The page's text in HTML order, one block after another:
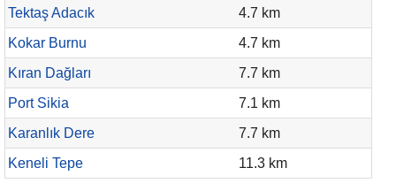
Tektaş Adacık
4.7 km
Kokar Burnu
4.7 km
Kıran Dağları
7.7 km
Port Sikia
7.1 km
Karanlık Dere
7.7 km
Keneli Tepe
11.3 km